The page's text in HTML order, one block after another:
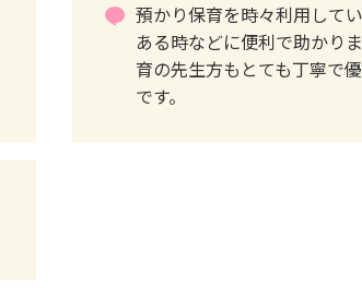
預かり保育を時々利用して
ある時などに便利で助かり
育の先生方もとても丁寧で
です。